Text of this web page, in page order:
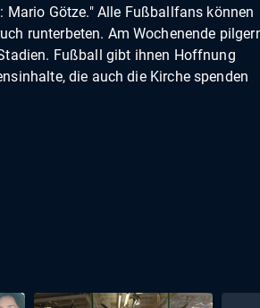
Mario Götze." Alle Fußballfans können
runterbeten. Am Wochenende
Fußball gibt ihnen Hoffnung
die auch die Kirche spenden